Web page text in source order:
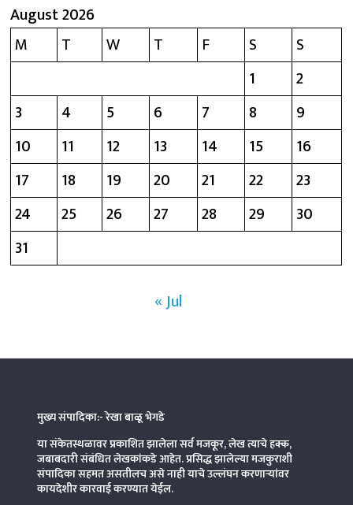
August 2026
M
T W T F S
S
1
2
3
4 5 6 7 8
9
10
11 12 13 14 15
16
17
18 19 20 21 22
23
24
25 26 27 28 29
30
31
« Jul
मुख्य संपादिका:- रेखा बाळू भेगडे
या संकेतस्थळावर प्रकाशित झालेला सर्व मजकूर, लेख त्याचे हक्क,
जबाबदारी संबंधित लेखकांकडे आहेत. प्रसिद्ध झालेल्या मजकुराशी
संपादिकासहमत असतीलच असे नाही याचे उल्लंघन करणाऱ्यांवर
कायदेशीर कारवाई करण्यात येईल.